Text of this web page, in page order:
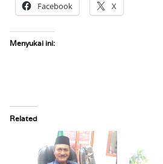
Facebook X
Menyukai ini:
Related